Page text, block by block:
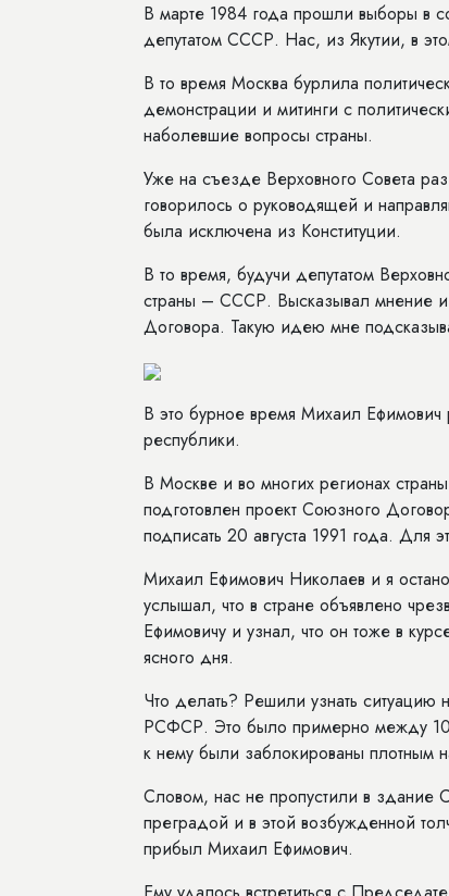
В марте 1984 года прошли выборы в
депутатом СССР. Нас, из Якутии, в
В то время Москва бурлила
демонстрации и митинги с
наболевшие вопросы страны.
Уже на съезде Верховного Совета
говорилось о руководящей и
была исключена из Конституции.
В то время, будучи депутатом
страны – СССР. Высказывал мнение
Договора. Такую идею мне
В это бурное время Михаил
республики.
В Москве и во многих регионах
подготовлен проект Союзного
подписать 20 августа 1991 года. Для
Михаил Ефимович Николаев и я
услышал, что в стране объявлено
Ефимовичу и узнал, что он тоже в
ясного дня.
Что делать? Решили узнать
РСФСР. Это было примерно между
к нему были заблокированы плотным
Словом, нас не пропустили в здание
преградой и в этой возбужденной
прибыл Михаил Ефимович.